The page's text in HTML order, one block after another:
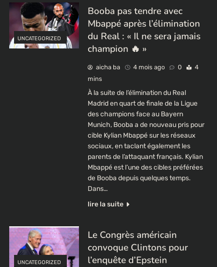
UNCATEGORIZED
Booba pas tendre avec
Mbappé après l’élimination
du Real : « Il ne sera jamais
champion 🔥 »
aicha ba 4 mois ago 0
4
mins
À la suite de l’élimination du Real
Madrid en quart de finale de la Ligue
des champions face au Bayern
Munich, Booba a de nouveau pris pour
cible Kylian Mbappé sur les réseaux
sociaux, en taclant également les
parents de l’attaquant français. Kylian
Mbappé est l’une des cibles préférées
de Booba depuis quelques temps.
Dans…
lire la suite
UNCATEGORIZED
Le Congrès américain
convoque Clintons pour
l’enquête d’Epstein